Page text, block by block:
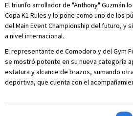
El triunfo arrollador de "Anthony" Guzmán
Copa K1 Rules y lo pone como uno de los
del Main Event Championship del futuro, y
a nivel internacional.
El representante de Comodoro y del Gym
se mostró potente en su nueva categoría
estatura y alcance de brazos, sumando
deportiva, que cuenta con el